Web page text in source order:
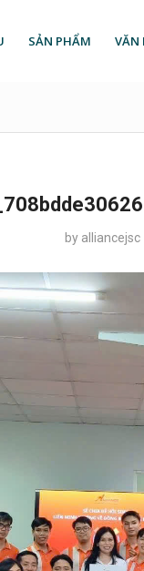
SẢN PHẨM VĂN
by alliancejsc